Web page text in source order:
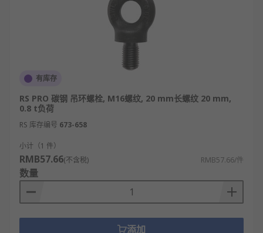
有库存
RS PRO 碳钢 吊环螺栓, M16螺纹, 20 mm长螺纹 20 mm,
0.8 t负荷
RS 库存编号 673-658
小计（1 件）
RMB57.66(不含税) RMB57.66/件
数量
添加